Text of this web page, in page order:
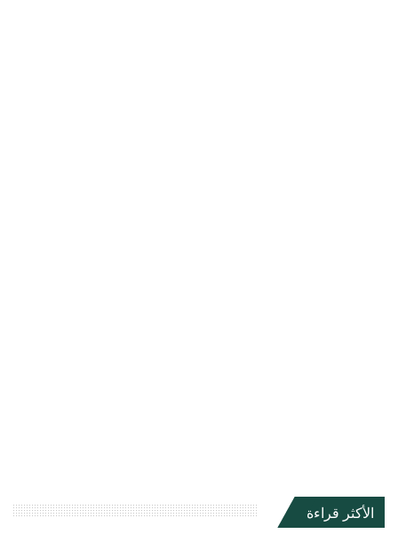
الأكثر قراءة